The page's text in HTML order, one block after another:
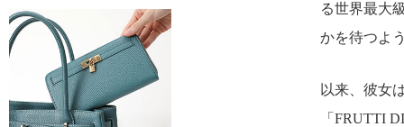
る世界最大
かを待つよ
以来、彼女
「FRUTTI